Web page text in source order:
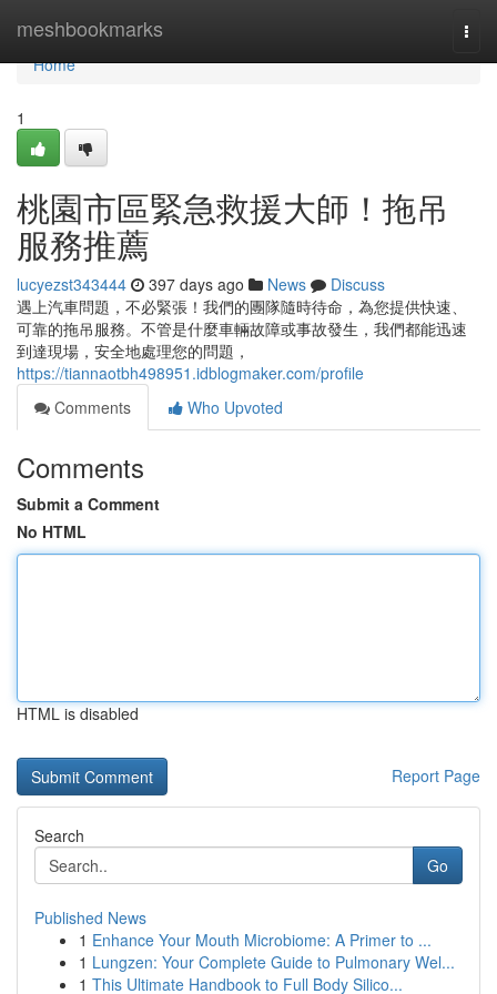
meshbookmarks
Home
Home
1
桃園市區緊急救援大師！拖吊
服務推薦
lucyezst343444 397 days ago News
Discuss
遇上汽車問題，不必緊張！我們的團隊隨時待命，為您提供快速、
可靠的拖吊服務。不管是什麼車輛故障或事故發生，我們都能迅速
到達現場，安全地處理您的問題，
https://tiannaotbh498951.idblogmaker.com/profile
Comments
Who Upvoted
Comments
Submit a Comment
No HTML
HTML is disabled
Report Page
Search
Go
Published News
1 Enhance Your Mouth Microbiome: A Primer to ...
1 Lungzen: Your Complete Guide to Pulmonary Wel...
1 This Ultimate Handbook to Full Body Silico...